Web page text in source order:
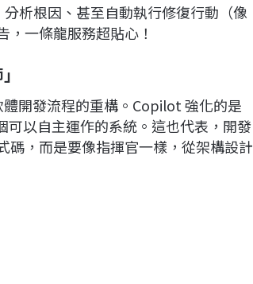
析根因、甚至自動執行修復行動（像
一條龍服務超貼心！
開發流程的重構。Copilot 強化的是
可以自主運作的系統。這也代表，開發
，而是要像指揮官一樣，從架構設計